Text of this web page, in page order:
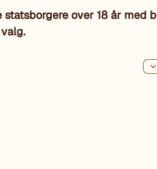
statsborgere over 18 år med